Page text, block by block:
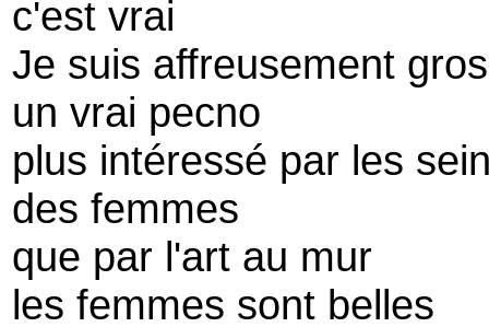
c'est vrai
Je suis affreusement
un vrai pecno
plus intéressé par les
des femmes
que par l'art au mur
les femmes sont belles